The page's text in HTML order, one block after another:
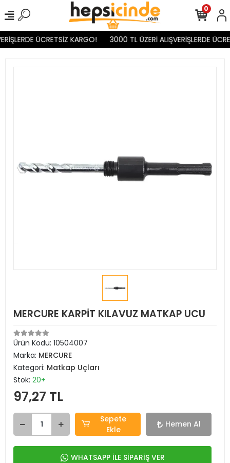
ÜCRETSİZ KARGO! 3000 TL ÜZERİ ALIŞVERİŞLERDE
0
MERCURE KARPİT KILAVUZ MATKAP UCU
Ürün Kodu: 10504007
Marka: MERCURE
Kategori: Matkap Uçları
Stok: 20+
97,27 TL
Sepete
Ekle
Hemen Al
WHATSAPP İLE SİPARİŞ VER